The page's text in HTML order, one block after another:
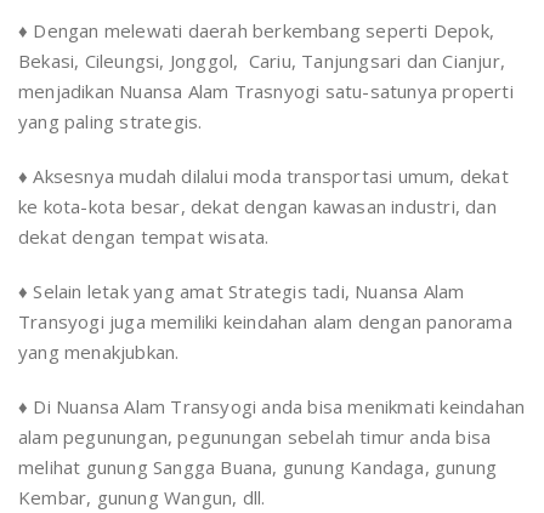
♦ Dengan melewati daerah berkembang seperti Depok,
Bekasi, Cileungsi, Jonggol, Cariu, Tanjungsari dan Cianjur,
menjadikan Nuansa Alam Trasnyogi satu-satunya properti
yang paling strategis.
♦ Aksesnya mudah dilalui moda transportasi umum, dekat
ke kota-kota besar, dekat dengan kawasan industri, dan
dekat dengan tempat wisata.
♦ Selain letak yang amat Strategis tadi, Nuansa Alam
Transyogi juga memiliki keindahan alam dengan panorama
yang menakjubkan.
♦ Di Nuansa Alam Transyogi anda bisa menikmati keindahan
alam pegunungan, pegunungan sebelah timur anda bisa
melihat gunung Sangga Buana, gunung Kandaga, gunung
Kembar, gunung Wangun, dll.